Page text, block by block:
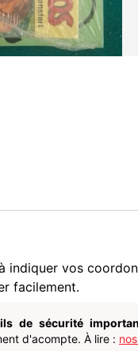
indiquer vos
facilement.
de sécurité
d'acompte. À lire :